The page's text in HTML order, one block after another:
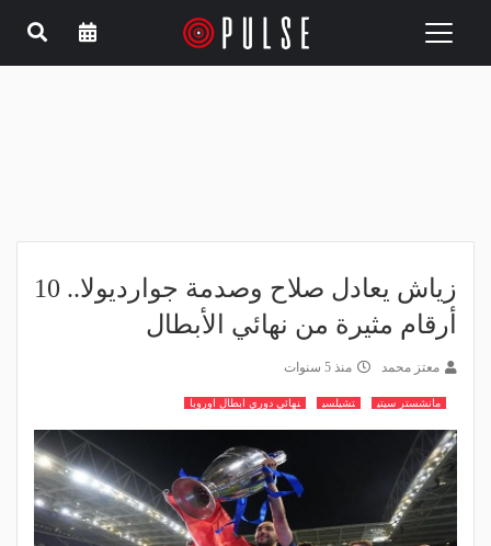
Toggle
زياش يعادل صلاح وصدمة جوارديولا.. 10
أرقام مثيرة من نهائي الأبطال
معتز محمد منذ 5 سنوات
مانشستر سيتي تشيلسي نهائي دوري ابطال اوروبا